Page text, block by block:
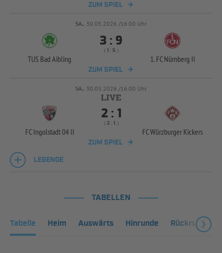
ZUM SPIEL
SA.. 30.05.2026 /16:00 Uhr
TUS Bad Aibling
 : 
(  :  )
1. FC Nürnberg II
ZUM SPIEL
SA.. 30.05.2026 /16:00 Uhr
FC Ingolstadt 04 II
 : 
(  :  )
FC Würzburger Kickers
ZUM SPIEL
LEGENDE
TABELLEN
Tabelle Heim Auswärts Hinrunde Rückrunde